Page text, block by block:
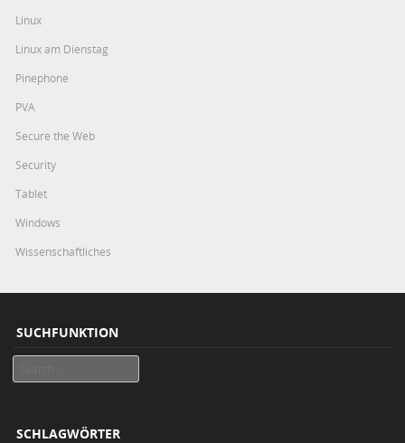
Linux
Linux am Dienstag
Pinephone
PVA
Secure the Web
Security
Tablet
Windows
Wissenschaftliches
SUCHFUNKTION
SCHLAGWÖRTER